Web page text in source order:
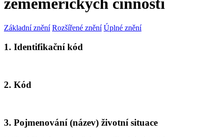
zeměměřických činností
Základní znění Rozšířené znění Úplné znění
1. Identifikační kód
2. Kód
3. Pojmenování (název) životní situace